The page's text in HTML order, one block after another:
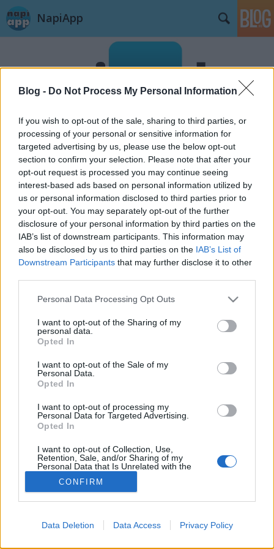
Blog - Do Not Process My Personal Information
If you wish to opt-out of the sale, sharing to third parties, or
processing of your personal or sensitive information for
targeted advertising by us, please use the below opt-out
section to confirm your selection. Please note that after your
opt-out request is processed you may continue seeing
interest-based ads based on personal information utilized by
us or personal information disclosed to third parties prior to
your opt-out. You may separately opt-out of the further
disclosure of your personal information by third parties on the
IAB’s list of downstream participants. This information may
also be disclosed by us to third parties on the IAB’s List of
Downstream Participants that may further disclose it to other
Please note that this website/app uses one or more Google
not limited to your visit or usage behaviour. You may click to
grant or deny consent to Google and its third-party tags to
use your data for below specified purposes in below Google
consent section.
Personal Data Processing Opt Outs
I want to opt-out of the Sharing of my
personal data.
Opted In
I want to opt-out of the Sale of my
Personal Data.
Opted In
I want to opt-out of processing my
Personal Data for Targeted Advertising.
Opted In
I want to opt-out of Collection, Use,
Retention, Sale, and/or Sharing of my
Personal Data that Is Unrelated with the
Purposes for which it was collected.
Opted Out
I want to allow Google to enable storage
related to advertising like cookies on web or
CONFIRM
Data Deletion Data Access Privacy Policy
NapiApp
Címkék»iPhone_5
iPhone 5S grafikus teljesítmény
ST33L!•2013. szeptember 13.
Mint tudjuk, az Apple mindig rátesz egy lapáttal az
előző évi készülékének a teljesítményére, ez most
sem történt másként, és ezt most már adatokkal is
alá tudjuk támasztani. Az iPhone 5S GPU-ja 2-szer
A világ legdrágább telefonja
•2013. április 15.
A Brit tervező, Stuart Hughes neve mára már össze
összeforrt a hihetetlenül drága és egyedi
Diamond Rose Editiont, ami platinából és
gyémántokból készült borítást kapott. Ezen a